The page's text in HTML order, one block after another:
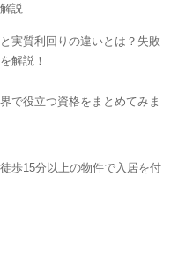
説
実質利回りの違いとは？失敗
解説！
で役立つ資格をまとめてみま
歩15分以上の物件で入居を付